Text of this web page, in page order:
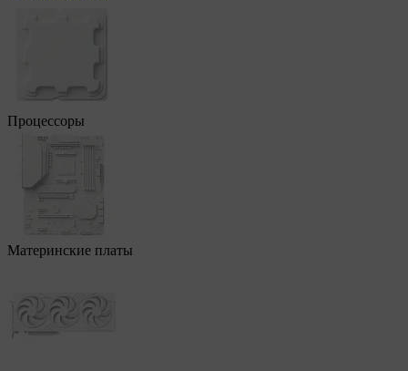
Процессоры
Материнские платы